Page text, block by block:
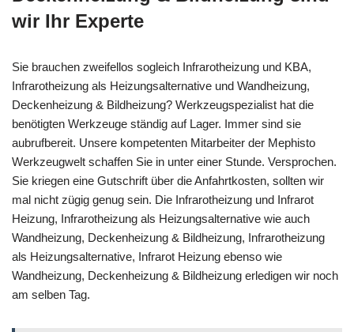
wir Ihr Experte
Sie brauchen zweifellos sogleich Infrarotheizung und KBA,
Infrarotheizung als Heizungsalternative und Wandheizung,
Deckenheizung & Bildheizung? Werkzeugspezialist hat die
benötigten Werkzeuge ständig auf Lager. Immer sind sie
aubrufbereit. Unsere kompetenten Mitarbeiter der Mephisto
Werkzeugwelt schaffen Sie in unter einer Stunde. Versprochen.
Sie kriegen eine Gutschrift über die Anfahrtkosten, sollten wir
mal nicht zügig genug sein. Die Infrarotheizung und Infrarot
Heizung, Infrarotheizung als Heizungsalternative wie auch
Wandheizung, Deckenheizung & Bildheizung, Infrarotheizung
als Heizungsalternative, Infrarot Heizung ebenso wie
Wandheizung, Deckenheizung & Bildheizung erledigen wir noch
am selben Tag.